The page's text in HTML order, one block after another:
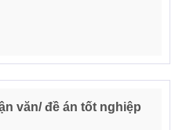
văn/ đề án tốt nghiệp